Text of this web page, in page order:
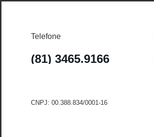
Telefone
(81) 3465.9166
CNPJ: 00.388.834/0001-16